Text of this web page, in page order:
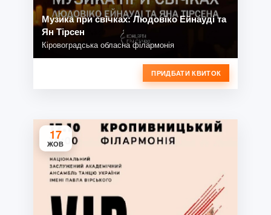
Музика при свічках: Людовіко Ейнауді та
Ян Тірсен
Кіровоградська обласна філармонія
ПРИДБАТИ КВИТОК
17
ЖОВ